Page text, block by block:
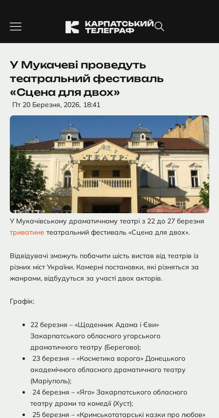
вмісту
У Мукачеві проведуть
театральний фестиваль
«Сцена для двох»
Пт 20 Березня, 2026, 18:41
У Мукачівському драматичному театрі з 22 до 27 березня
триватиме театральний фестиваль «Сцена для двох».
Відвідувачі зможуть побачити шість вистав від театрів із
різних міст України. Камерні постановки, які різняться за
жанрами, відбудуться за участі двох акторів.
Графік:
22 березня – «Щоденник Адама і Єви»
Закарпатського обласного угорського
драматичного театру (Берегово);
23 березня – «Косметика ворога» Донецького
академічного обласного драматичного театру
(Маріуполь);
24 березня – «Яго» Закарпатського обласного
театру драми та комедії (Хуст);
25 березня – «Кримськотатарські казки про любов»